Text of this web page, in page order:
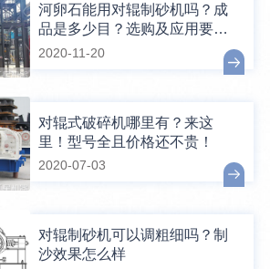
河卵石能用对辊制砂机吗？成
品是多少目？选购及应用要注
意哪些？
2020-11-20
对辊式破碎机哪里有？来这
里！型号全且价格还不贵！
2020-07-03
对辊制砂机可以调粗细吗？制
沙效果怎么样